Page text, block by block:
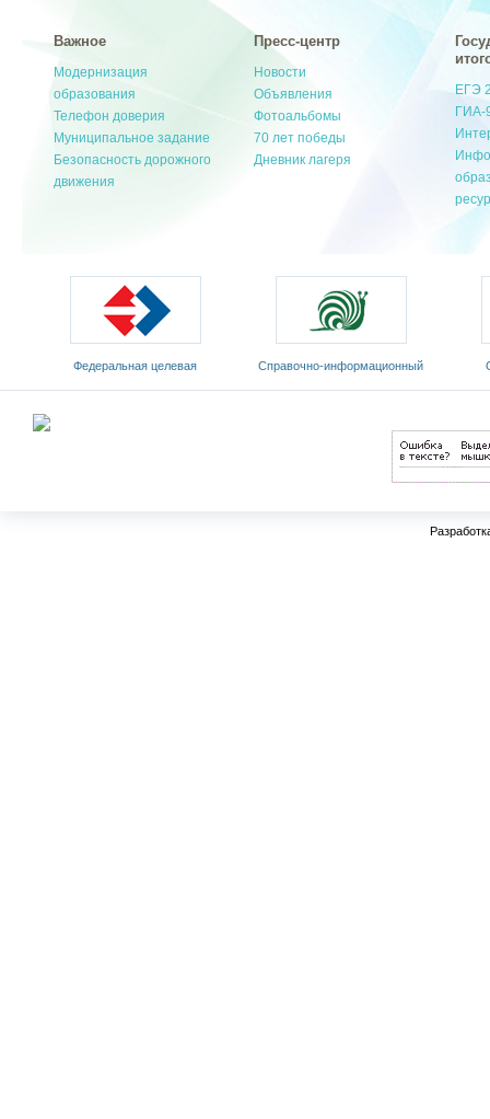
Важное
Модернизация
образования
Телефон доверия
Муниципальное задание
Безопасность дорожного
движения
Пресс-центр
Новости
Объявления
Фотоальбомы
70 лет победы
Дневник лагеря
ЕГЭ
ГИА-
Федеральная целевая
программа развития
Cправочно-информационный
портал «Русский язык»